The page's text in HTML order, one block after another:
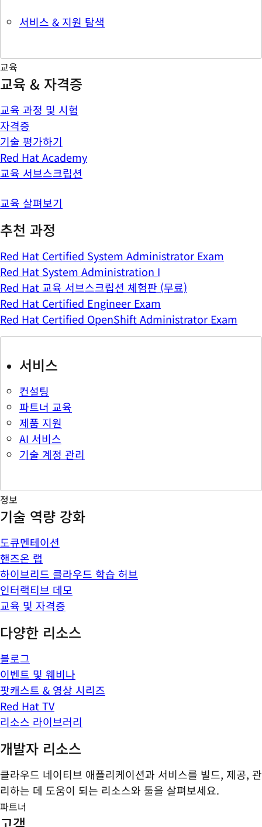
서비스 & 지원 탐색
교육
교육 & 자격증
교육 과정 및 시험
자격증
기술 평가하기
Red Hat Academy
교육 서브스크립션
교육 살펴보기
추천 과정
Red Hat Certified System Administrator Exam
Red Hat System Administration I
Red Hat 교육 서브스크립션 체험판 (무료)
Red Hat Certified Engineer Exam
Red Hat Certified OpenShift Administrator Exam
서비스
컨설팅
파트너 교육
제품 지원
AI 서비스
기술 계정 관리
정보
기술 역량 강화
도큐멘테이션
핸즈온 랩
하이브리드 클라우드 학습 허브
인터랙티브 데모
교육 및 자격증
다양한 리소스
블로그
이벤트 및 웨비나
팟캐스트 & 영상 시리즈
Red Hat TV
리소스 라이브러리
개발자 리소스
클라우드 네이티브 애플리케이션과 서비스를 빌드, 제공, 관
리하는 데 도움이 되는 리소스와 툴을 살펴보세요.
파트너